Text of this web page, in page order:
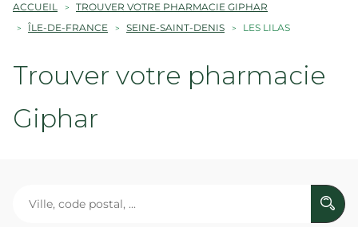
ACCUEIL
TROUVER VOTRE PHARMACIE GIPHAR
ÎLE-DE-FRANCE
SEINE-SAINT-DENIS LES LILAS
Trouver votre pharmacie
Giphar